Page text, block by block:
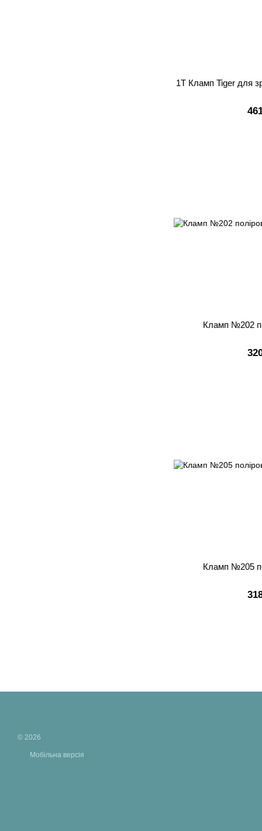
1Т Кламп Tiger для
Кламп №202
Кламп №205
© 2026
Мобільна версія